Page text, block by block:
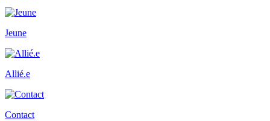
Jeune
Allié.e
Contact